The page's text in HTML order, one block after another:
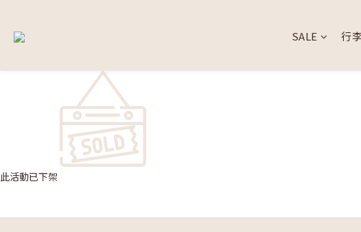
SALE 行
此活動已下架